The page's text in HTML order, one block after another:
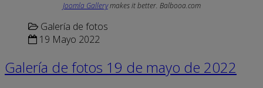
Joomla Gallerymakes it better. Balbooa.com
Galería de fotos
19 Mayo 2022
Galería de fotos 19 de mayo de 2022